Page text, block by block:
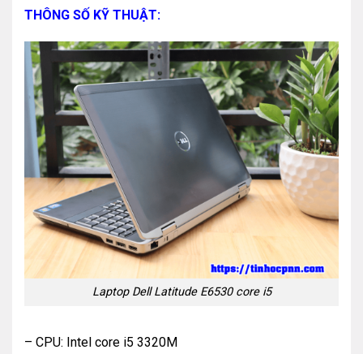
THÔNG SỐ KỸ THUẬT:
Laptop Dell Latitude E6530 core i5
– CPU: Intel core i5 3320M